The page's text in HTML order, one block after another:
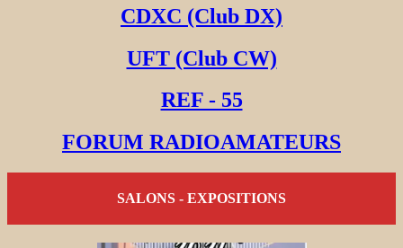
CDXC (Club DX)
UFT (Club CW)
REF - 55
FORUM RADIOAMATEURS
SALONS - EXPOSITIONS